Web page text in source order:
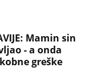
Mamin sin
- a onda
kobne greške